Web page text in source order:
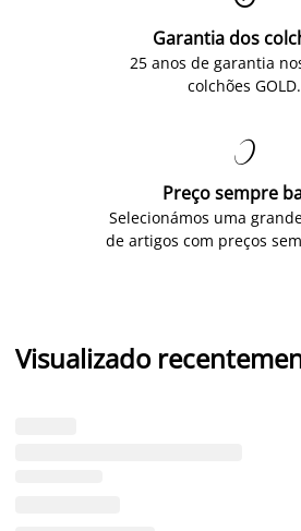
Garantia dos
25 anos de garantia
colchões GOLD.

Preço sempre
Selecionámos uma
de artigos com preços
Visualizado